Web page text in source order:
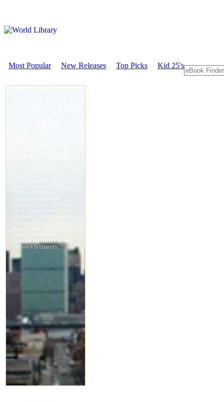
Most Popular New Releases Top Picks Kid 25's